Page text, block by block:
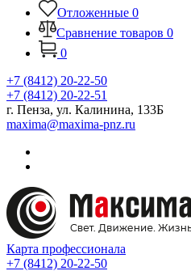
Отложенные 0
Сравнение товаров 0
0
+7 (8412) 20-22-50
+7 (8412) 20-22-51
г. Пенза, ул. Калинина, 133Б
maxima@maxima-pnz.ru
Карта профессионала
+7 (8412) 20-22-50